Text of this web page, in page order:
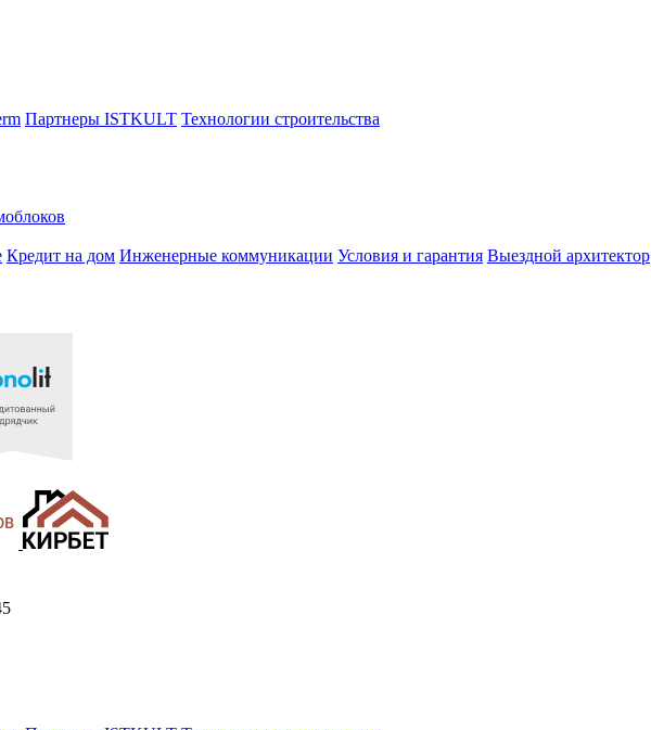
Партнеры ISTKULT Технологии строительства
Кредит на дом Инженерные коммуникации Условия и гарантия Выездной архитектор